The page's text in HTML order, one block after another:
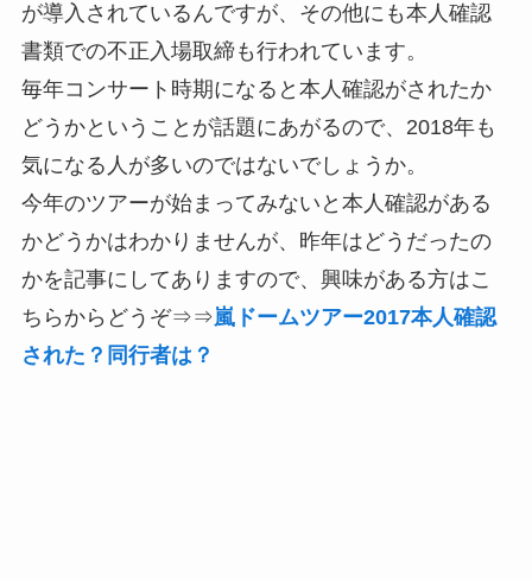
が導入されているんですが、その他にも本人確認
書類での不正入場取締も行われています。
毎年コンサート時期になると本人確認がされたか
どうかということが話題にあがるので、2018年も
気になる人が多いのではないでしょうか。
今年のツアーが始まってみないと本人確認がある
かどうかはわかりませんが、昨年はどうだったの
かを記事にしてありますので、興味がある方はこ
ちらからどうぞ⇒⇒嵐ドームツアー2017本人確認
された？同行者は？